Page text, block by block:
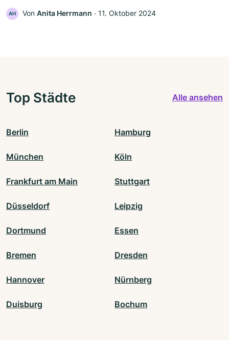
AH Von Anita Herrmann ‧ 11. Oktober 2024
Top Städte Alle ansehen
Berlin Hamburg
München Köln
Frankfurt am Main Stuttgart
Düsseldorf Leipzig
Dortmund Essen
Bremen Dresden
Hannover Nürnberg
Duisburg Bochum